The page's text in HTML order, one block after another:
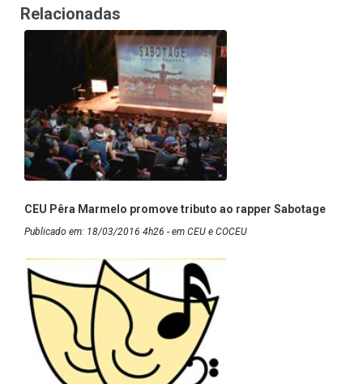
Relacionadas
CEU Pêra Marmelo promove tributo ao rapper Sabotage
Publicado em: 18/03/2016 4h26 - em CEU e COCEU